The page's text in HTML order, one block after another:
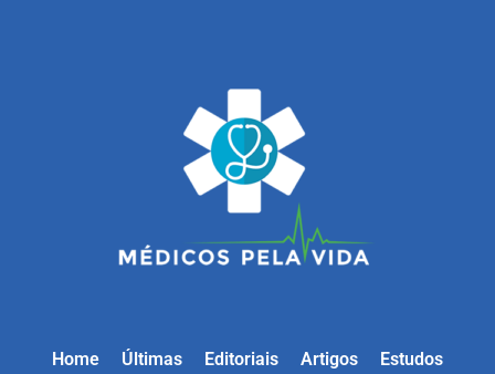
Home Últimas Editoriais Artigos
Estudos